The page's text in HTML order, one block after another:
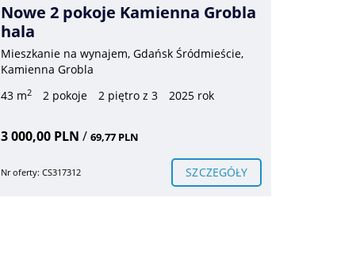
Nowe 2 pokoje Kamienna Grobla
hala
Mieszkanie na wynajem, Gdańsk Śródmieście,
Kamienna Grobla
43 m2 2 pokoje 2 piętro z 3 2025 rok
3 000,00 PLN / 69,77 PLN
Nr oferty: CS317312 SZCZEGÓŁY